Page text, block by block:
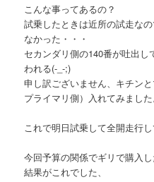
こんな事ってあるの？
試乗したときは近所の試走な
なかった・・・
セカンダリ側の140番が吐出
われる(-_-;)
申し訳ございません、キチン
プライマリ側）入れてみました
これで明日試乗して全開走行
今回予算の関係でギリで購入
結果がこれでした、